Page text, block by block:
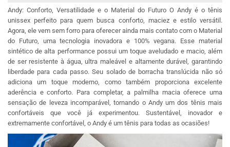
Andy: Conforto, Versatilidade e o Material do Futuro O Andy é o tênis
unissex perfeito para quem busca conforto, maciez e estilo versátil.
Agora, ele vem sem forro para oferecer ainda mais contato com o Material
do Futuro, uma tecnologia inovadora e 100% vegana. Esse material
sintético de alta performance possui um toque aveludado e macio, além
de ser resistente à água, ultra maleável e altamente durável, garantindo
liberdade para cada passo. Seu solado de borracha translúcida não só
adiciona um toque moderno, como também proporciona excelente
aderência e conforto. Para completar, a palmilha macia oferece uma
sensação de leveza incomparável, tornando o Andy um dos tênis mais
confortáveis que você já experimentou. Sustentável, inovador e
extremamente confortável, o Andy é um tênis para todas as ocasiões!